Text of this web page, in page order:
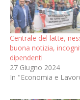
Centrale del latte,
buona notizia,
dipendenti
27 Giugno 2024
In "Economia e